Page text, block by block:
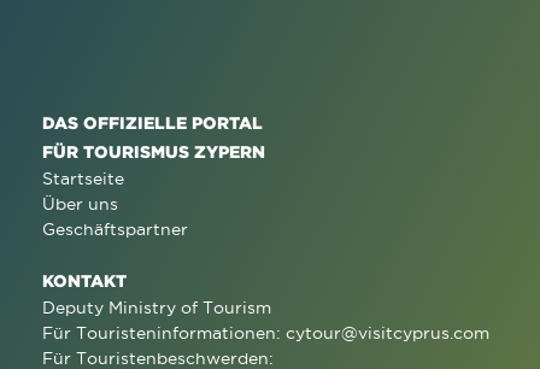
DAS OFFIZIELLE PORTAL
FÜR TOURISMUS ZYPERN
Startseite
Über uns
Geschäftspartner
KONTAKT
Deputy Ministry of Tourism
Für Touristeninformationen: cytour@visitcyprus.com
Für Touristenbeschwerden: